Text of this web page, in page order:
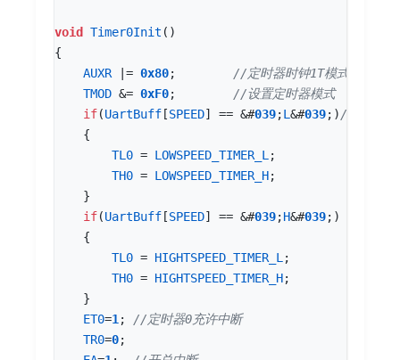
void Timer0Init ()
{
AUXR
|= 0x80;
TMOD &= 0xF0;
if(UartBuff [SPEED] == &#039;L&#039;)
{
TL0 = LOWSPEED_TIMER_L;
TH0 = LOWSPEED_TIMER_H;
}
if(UartBuff [SPEED] == &#039;H&#039;)
{
TL0 = HIGHTSPEED_TIMER_L;
TH0 = HIGHTSPEED_TIMER_H;
}
ET0=1;
TR0=0;